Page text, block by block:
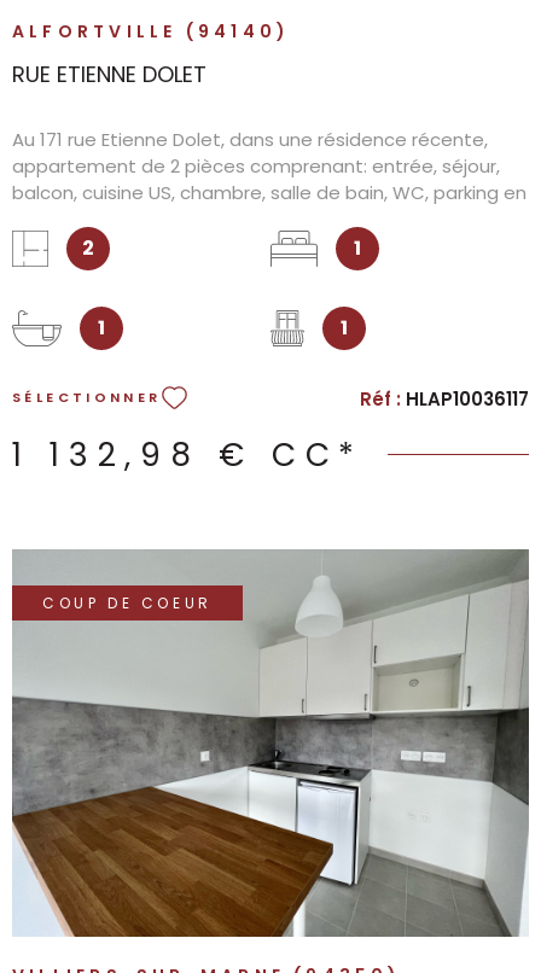
ALFORTVILLE (94140)
RUE ETIENNE DOLET
Au 171 rue Etienne Dolet, dans une résidence récente,
appartement de 2 pièces comprenant: entrée, séjour,
balcon, cuisine US, chambre, salle de bain, WC, parking en
2 1
1 1
SÉLECTIONNER Réf : HLAP10036117
1 132,98 € CC*
COUP DE COEUR
VOIR LE BIEN